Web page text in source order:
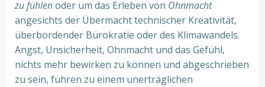
zu fühlenoder um das Erleben von Ohnmacht
angesichts der Übermacht technischer Kreativität,
überbordender Bürokratie oder des Klimawandels.
Angst, Unsicherheit, Ohnmacht und das Gefühl,
nichts mehr bewirken zu können und abgeschrieben
zu sein, führen zu einem unerträglichen